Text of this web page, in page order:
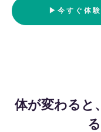
▶︎今すぐ体
体が変わると
る